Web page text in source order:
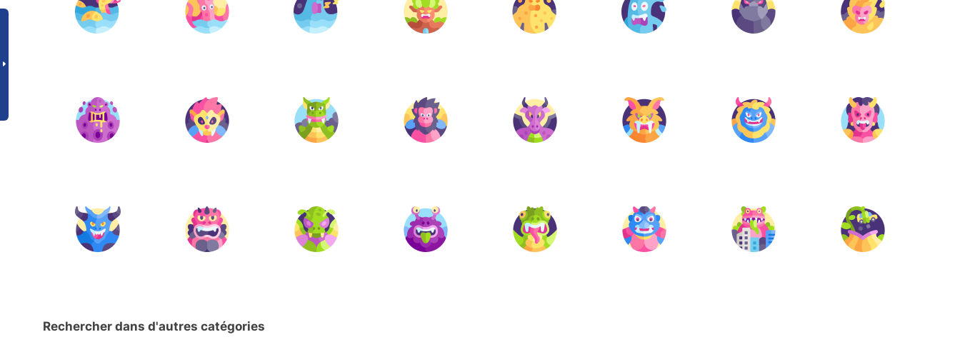
Rechercher dans d'autres catégories